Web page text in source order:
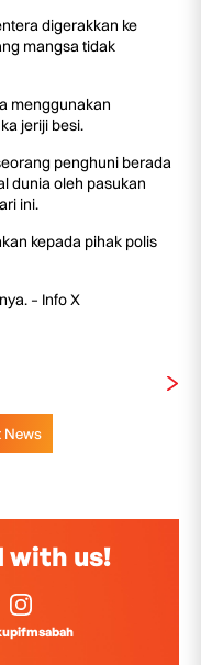
digerakkan ke
mangsa tidak
menggunakan
jeriji besi.
penghuni berada
dunia oleh pasukan
ini.
kepada pihak polis
– Info X
News
with us!